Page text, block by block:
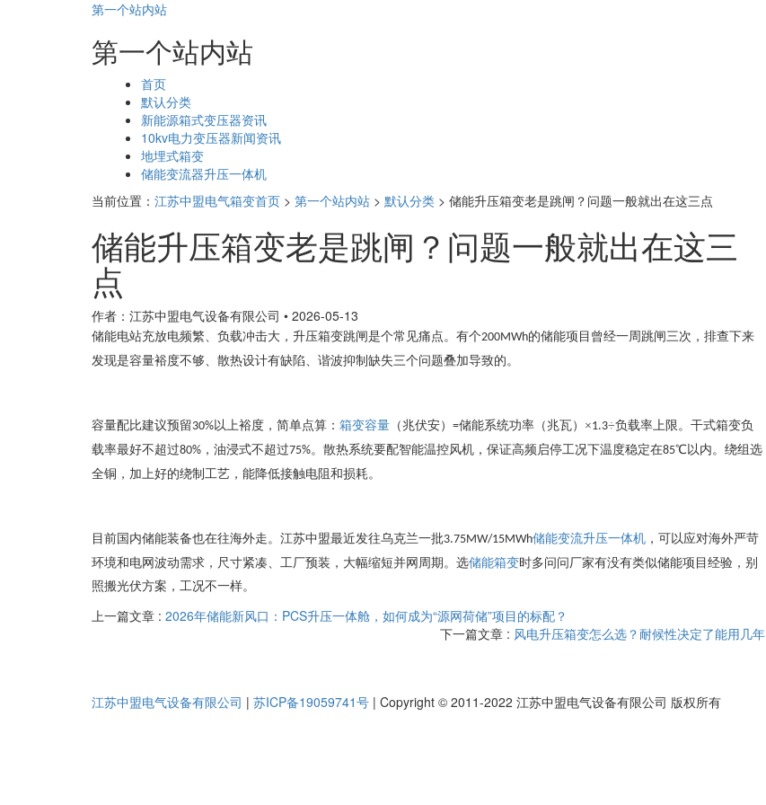
第一个站内站
第一个站内站
首页
默认分类
新能源箱式变压器资讯
10kv电力变压器新闻资讯
地埋式箱变
储能变流器升压一体机
当前位置： 江苏中盟电气箱变首页 > 第一个站内站 > 默认分类 > 储能升压箱变老是跳闸？问题一般就出在这三点
储能升压箱变老是跳闸？问题一般就出在这三
点
作者：江苏中盟电气设备有限公司 • 2026-05-13
储能电站充放电频繁、负载冲击大，升压箱变跳闸是个常见痛点。有个200MWh的储能项目曾经一周跳闸三次，排查下来
发现是容量裕度不够、散热设计有缺陷、谐波抑制缺失三个问题叠加导致的。
容量配比建议预留30%以上裕度，简单点算： 箱变容量 （兆伏安） =储能系统功率（兆瓦）×1.3÷负载率上限。干式箱变负
载率最好不超过80% ，油浸式不超过75%。散热系统要配智能温控风机，保证高频启停工况下温度稳定在85℃以内。绕组选
全铜，加上好的绕制工艺，能降低接触电阻和损耗。
目前国内储能装备也在往海外走。江苏中盟最近发往乌克兰一批3.75MW/15MWh储能变流升压一体机 ，可以应对海外严苛
环境和电网波动需求，尺寸紧凑、工厂预装，大幅缩短并网周期。选储能箱变时多问问厂家有没有类似储能项目经验，别
照搬光伏方案，工况不一样。
上一篇文章 : 2026年储能新风口：PCS升压一体舱，如何成为“源网荷储”项目的标配？
下一篇文章 : 风电升压箱变怎么选？耐候性决定了能用几年
江苏中盟电气设备有限公司 | 苏ICP备19059741号 | Copyright © 2011-2022 江苏中盟电气设备有限公司 版权所有